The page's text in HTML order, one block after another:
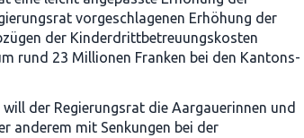
vorgeschlagenen Erhöhung der
der Kinderdrittbetreuungskosten
rund 23 Millionen Franken bei den Kantons-
der Regierungsrat die Aargauerinnen und
anderem mit Senkungen bei der